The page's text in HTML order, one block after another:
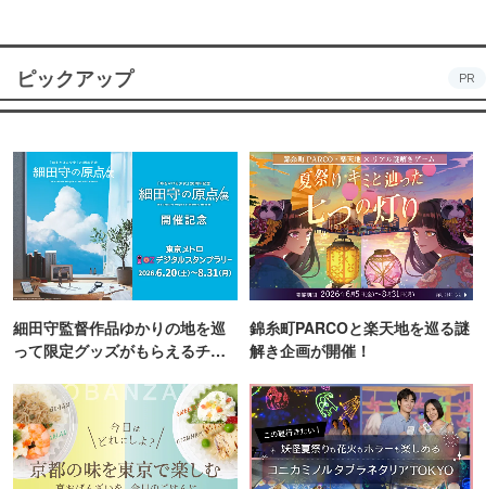
ピックアップ PR
細田守監督作品ゆかりの地を巡
って限定グッズがもらえるチャ
錦糸町PARCOと楽天地を巡る謎
解き企画が開催！